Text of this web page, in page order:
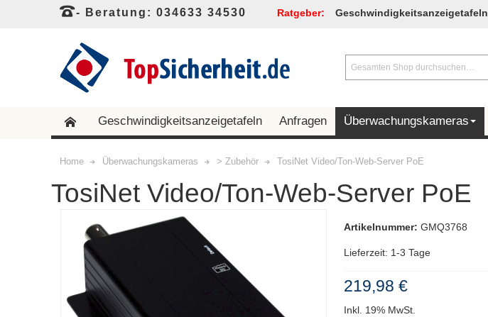
- Beratung: 034633 34530 Ratgeber: Geschwindigkeitsanzeigetafeln
Geschwindigkeitsanzeigetafeln Anfragen Überwachungskameras
Home Überwachungskameras > Zubehör TosiNet Video/Ton-Web-Server PoE
TosiNet Video/Ton-Web-Server PoE
Artikelnummer: GMQ3768
Lieferzeit: 1-3 Tage
219,98 €
Inkl. 19% MwSt.